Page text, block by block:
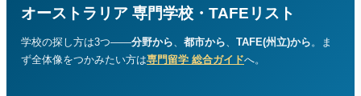
オーストラリア 専門学校・TAFEリスト
学校の探し方は3つ——分野から、 都市から、 TAFE(州立)から。ま
ず全体像をつかみたい方は専門留学 総合ガイドへ。